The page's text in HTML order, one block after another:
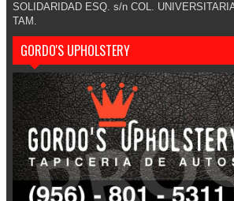
SOLIDARIDAD ESQ. s/n COL.
TAM.
GORDO'S UPHOLSTERY